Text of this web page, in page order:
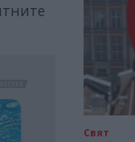
Свят